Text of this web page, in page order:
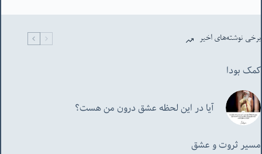
برخی نوشته‌های اخیر
کمک بودا
آیا در این لحظه عشق درون من هست؟
مسیر ثروت و عشق